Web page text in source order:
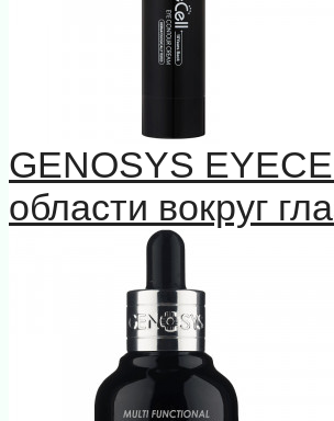
GENOSYS
области вокруг